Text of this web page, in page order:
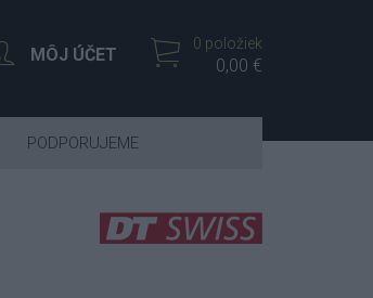
0 položiek
0,00 €
MÔJ ÚČET
PODPORUJEME